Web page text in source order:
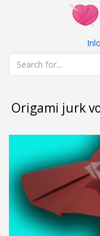
Origami jurk